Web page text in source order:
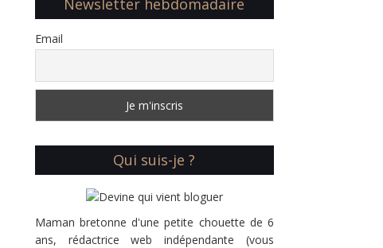
Newsletter hebdomadaire
Email
Qui suis-je ?
Maman bretonne d'une petite chouette de 6
ans, rédactrice web indépendante (vous